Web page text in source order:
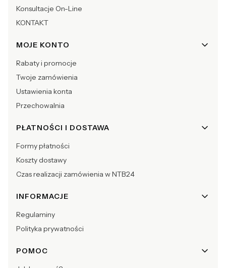
Konsultacje On-Line
KONTAKT
MOJE KONTO
Rabaty i promocje
Twoje zamówienia
Ustawienia konta
Przechowalnia
PŁATNOŚCI I DOSTAWA
Formy płatności
Koszty dostawy
Czas realizacji zamówienia w NTB24
INFORMACJE
Regulaminy
Polityka prywatności
POMOC